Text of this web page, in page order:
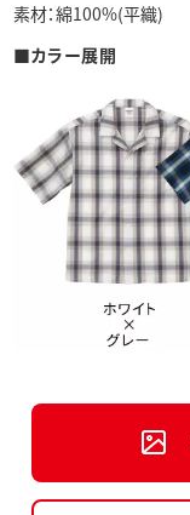
素材：綿100%(平織)
■カラー展開